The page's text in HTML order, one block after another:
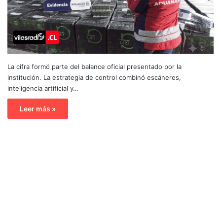
La cifra formó parte del balance oficial presentado por la
institución. La estrategia de control combinó escáneres,
inteligencia artificial y…
Leer más »